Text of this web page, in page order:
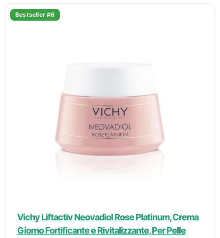
Bestseller #6
Vichy Liftactiv Neovadiol Rose Platinum, Crema
Giorno Fortificante e Rivitalizzante, Per Pelle